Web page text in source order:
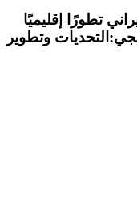
تطورًا إقليميًا
وتطوير